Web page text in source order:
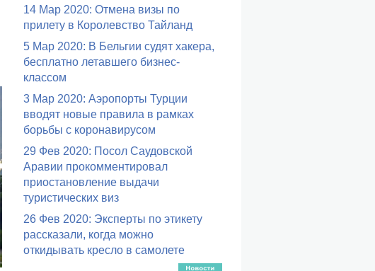
14 Мар 2020: Отмена визы по
прилету в Королевство Тайланд
5 Мар 2020: В Бельгии судят хакера,
бесплатно летавшего бизнес-
классом
3 Мар 2020: Аэропорты Турции
вводят новые правила в рамках
борьбы с коронавирусом
29 Фев 2020: Посол Саудовской
Аравии прокомментировал
приостановление выдачи
туристических виз
26 Фев 2020: Эксперты по этикету
рассказали, когда можно
откидывать кресло в самолете